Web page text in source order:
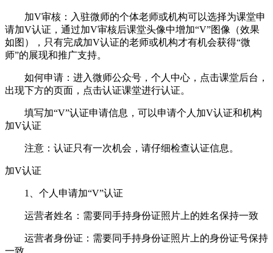
加V审核：入驻微师的个体老师或机构可以选择为课堂申
请加V认证，通过加V审核后课堂头像中增加“V”图像（效果
如图），只有完成加V认证的老师或机构才有机会获得“微
师”的展现和推广支持。
如何申请：进入微师公众号，个人中心，点击课堂后台，
出现下方的页面，点击认证课堂进行认证。
填写加“V”认证申请信息，可以申请个人加V认证和机构
加V认证
注意：认证只有一次机会，请仔细检查认证信息。
加V认证
1、个人申请加“V”认证
运营者姓名：需要同手持身份证照片上的姓名保持一致
运营者身份证：需要同手持身份证照片上的身份证号保持
一致